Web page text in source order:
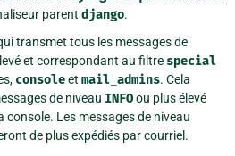
parent django.
transmet tous les messages de
et correspondant au filtre special
consoleet mail_admins. Cela
de niveau INFOou plus élevé
console. Les messages de niveau
de plus expédiés par courriel.